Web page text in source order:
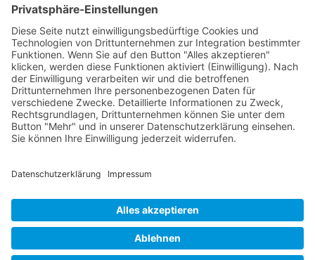
aktueller Konflikte bei, sondern kann auch
präventiv wirken und die Qualität
zwischenmenschlicher Beziehungen
nachhaltig verbessern.
© 2026 Frank Hartung Ihr Mediator bei Konflikten in Familie,
263 Bewertungen auf ProvenExpert.com